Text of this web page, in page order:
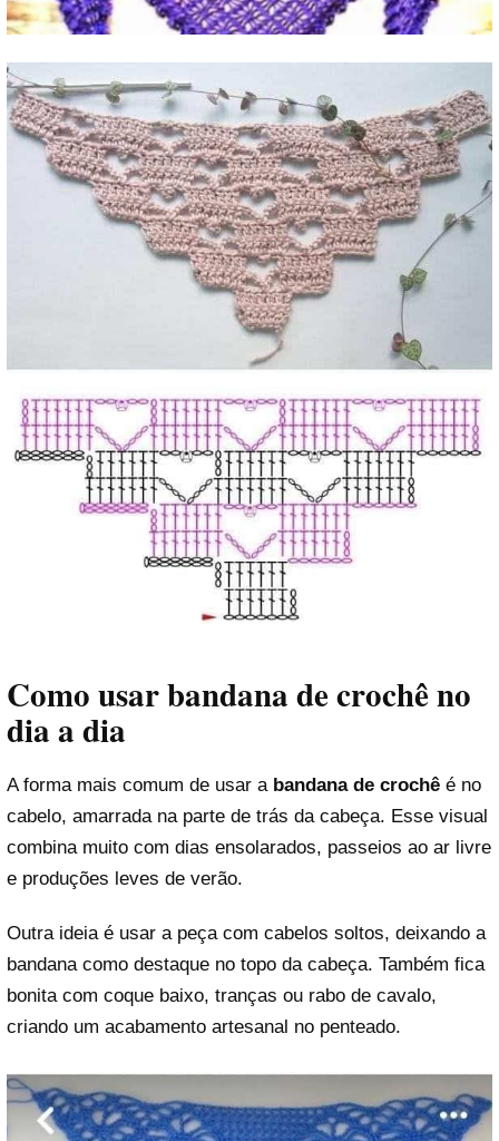
Como usar bandana de crochê no
dia a dia
A forma mais comum de usar a bandana de crochê é no
cabelo, amarrada na parte de trás da cabeça. Esse visual
combina muito com dias ensolarados, passeios ao ar livre
e produções leves de verão.
Outra ideia é usar a peça com cabelos soltos, deixando a
bandana como destaque no topo da cabeça. Também fica
bonita com coque baixo, tranças ou rabo de cavalo,
criando um acabamento artesanal no penteado.